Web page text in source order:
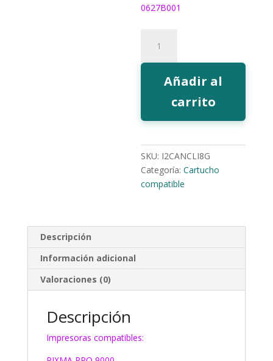
0627B001
Tinta
EcoInk
cantidad
Añadir al
carrito
SKU: I2CANCLI8G
Categoría:Cartucho
compatible
Descripción
Información adicional
Valoraciones (0)
Descripción
Impresoras compatibles: